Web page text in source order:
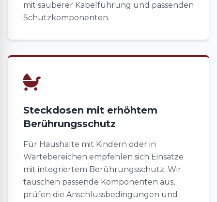
mit sauberer Kabelführung und passenden
Schutzkomponenten.
Steckdosen mit erhöhtem
Berührungsschutz
Für Haushalte mit Kindern oder in
Wartebereichen empfehlen sich Einsätze
mit integriertem Berührungsschutz. Wir
tauschen passende Komponenten aus,
prüfen die Anschlussbedingungen und